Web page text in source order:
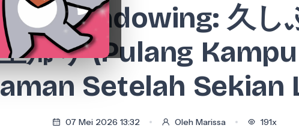
Shadowing: 久し
帰り (Pulang
Setelah Sekian
07 Mei 2026 13:32 Oleh Marissa 191x